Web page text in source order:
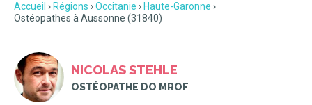
Accueil Régions Occitanie
Haute-Garonne
Ostéopathes à Aussonne (31840)
NICOLAS STEHLE
OSTÉOPATHE DO MROF